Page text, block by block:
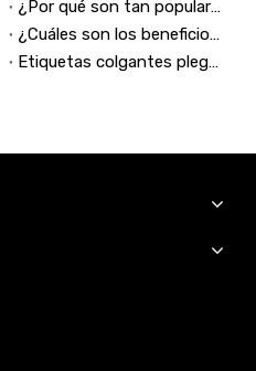
¿Por qué son tan populares las lindas pegatinas de dinosaurios?
¿Cuáles son los beneficios de utilizar expositores de carteles para su negocio?
Etiquetas colgantes plegables: un elemento esencial en la creación de marca y el marketing